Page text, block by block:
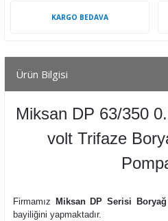
KARGO BEDAVA
Ürün Bilgisi
Miksan DP 63/350
volt Trifaze
Firmamız Miksan DP Serisi
bayiliğini yapmaktadır.